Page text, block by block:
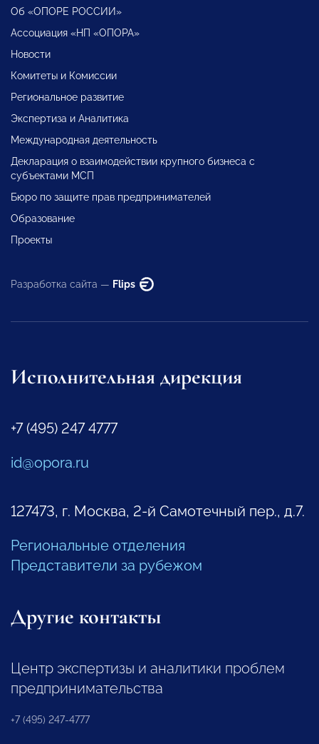
Об «ОПОРЕ РОССИИ»
Ассоциация «НП «ОПОРА»
Новости
Комитеты и Комиссии
Региональное развитие
Экспертиза и Аналитика
Международная деятельность
Декларация о взаимодействии крупного бизнеса с
субъектами МСП
Бюро по защите прав предпринимателей
Образование
Проекты
Разработка сайта — Flips
Исполнительная дирекция
+7 (495) 247 4777
id@opora.ru
127473, г. Москва, 2-й Самотечный пер., д.7.
Региональные отделения
Представители за рубежом
Другие контакты
Центр экспертизы и аналитики проблем
предпринимательства
+7 (495) 247-4777